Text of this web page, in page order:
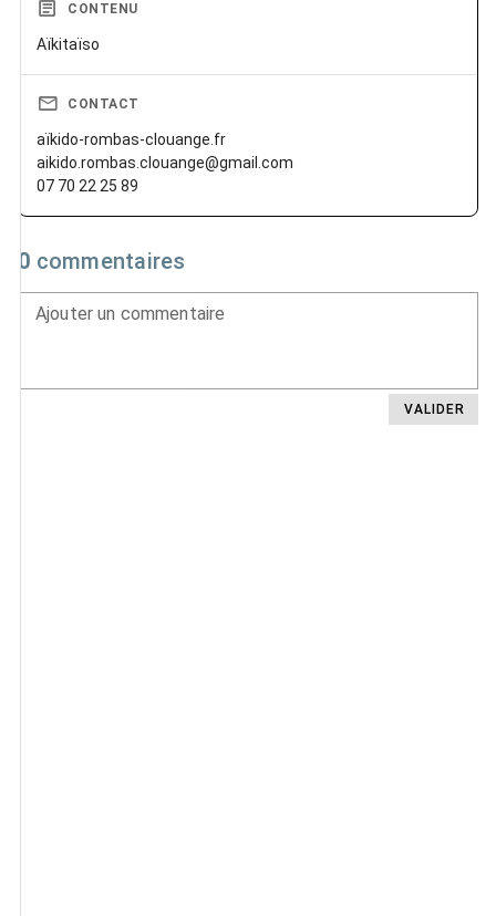
CONTENU
Aïkitaïso
CONTACT
aïkido-rombas-clouange.fr
aikido.rombas.clouange@gmail.com
07 70 22 25 89
0 commentaires
Ajouter un commentaire
VALIDER